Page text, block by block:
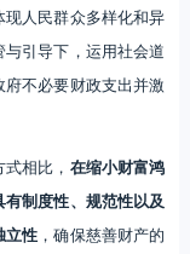
人民群众多样化和异
引导下，运用社会道
不必要财政支出并激
相比， 在缩小财富鸿
制度性、规范性以及
立性 ，确保慈善财产的